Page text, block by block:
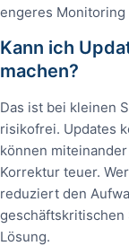
engeres Monitoring
Kann ich
machen?
Das ist bei kleinen
risikofrei. Updates
können
Korrektur teuer.
reduziert den
geschäftskritischen
Lösung.